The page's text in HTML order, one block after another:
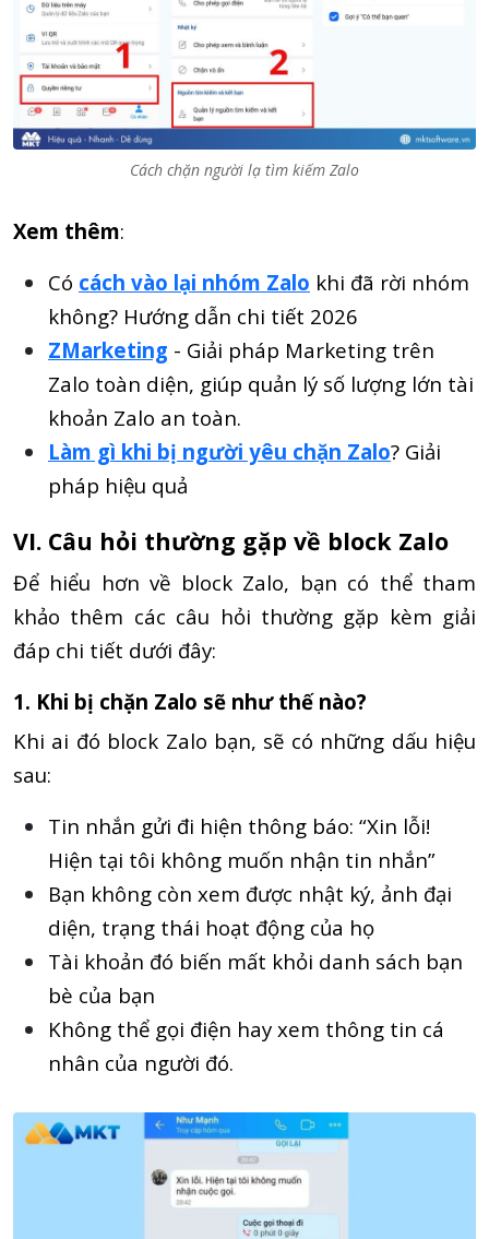
Cách chặn người lạ tìm kiếm Zalo
Xem thêm:
Có cách vào lại nhóm Zalo khi đã rời nhóm
không? Hướng dẫn chi tiết 2026
ZMarketing - Giải pháp Marketing trên
Zalo toàn diện, giúp quản lý số lượng lớn tài
khoản Zalo an toàn.
Làm gì khi bị người yêu chặn Zalo? Giải
pháp hiệu quả
VI. Câu hỏi thường gặp về block Zalo
Để hiểu hơn về block Zalo, bạn có thể tham
khảo thêm các câu hỏi thường gặp kèm giải
đáp chi tiết dưới đây:
1. Khi bị chặn Zalo sẽ như thế nào?
Khi ai đó block Zalo bạn, sẽ có những dấu hiệu
sau:
Tin nhắn gửi đi hiện thông báo: “Xin lỗi!
Hiện tại tôi không muốn nhận tin nhắn”
Bạn không còn xem được nhật ký, ảnh đại
diện, trạng thái hoạt động của họ
Tài khoản đó biến mất khỏi danh sách bạn
bè của bạn
Không thể gọi điện hay xem thông tin cá
nhân của người đó.